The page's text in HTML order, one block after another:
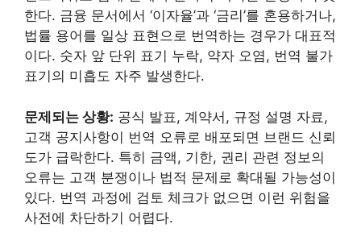
한다. 금융 문서에서 ‘이자율’과 ‘금리’를 혼용하거나,
법률 용어를 일상 표현으로 번역하는 경우가 대표적
이다. 숫자 앞 단위 표기 누락, 약자 오염, 번역 불가
표기의 미흡도 자주 발생한다.
문제되는 상황: 공식 발표, 계약서, 규정 설명 자료,
고객 공지사항이 번역 오류로 배포되면 브랜드 신뢰
도가 급락한다. 특히 금액, 기한, 권리 관련 정보의
오류는 고객 분쟁이나 법적 문제로 확대될 가능성이
있다. 번역 과정에 검토 체크가 없으면 이런 위험을
사전에 차단하기 어렵다.